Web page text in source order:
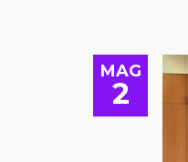
MAG
2